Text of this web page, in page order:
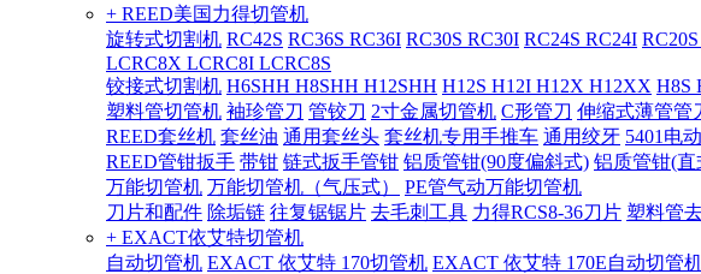
+ REED美国力得切管机
旋转式切割机 RC42S RC36S RC36I RC30S RC30I RC24S RC24I
LCRC8X LCRC8I LCRC8S
铰接式切割机 H6SHH H8SHH H12SHH H12S H12I H12X H12XX H8S
塑料管切管机 袖珍管刀 管铰刀 2寸金属切管机 C形管刀 伸缩式薄管管
REED套丝机 套丝油 通用套丝头 套丝机专用手推车 通用绞牙 5401电
REED管钳扳手 带钳 链式扳手管钳 铝质管钳(90度偏斜式) 铝质管钳(直
万能切管机 万能切管机（气压式）
PE管气动万能切管机
刀片和配件 除垢链 往复锯锯片 去毛刺工具 力得RCS8-36刀片 塑料管
+ EXACT依艾特切管机
自动切管机 EXACT 依艾特 170切管机 EXACT 依艾特 170E自动切管